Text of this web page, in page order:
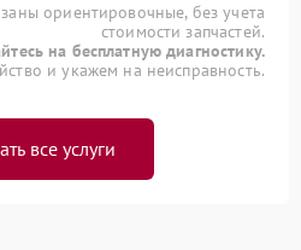
ориентировочные, без учета
стоимости запчастей.
на бесплатную диагностику.
и укажем на неисправность.
все услуги